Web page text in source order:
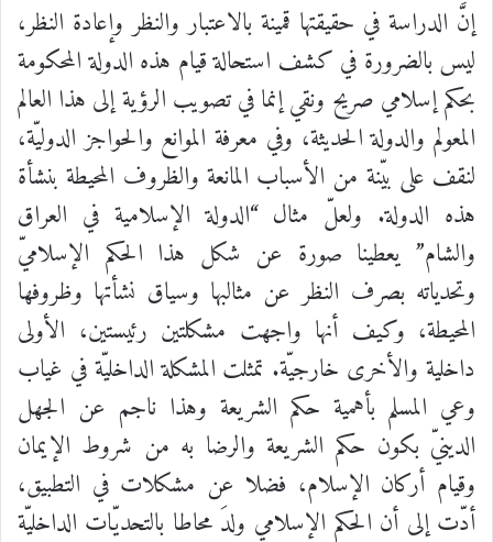
إنَّ الدراسة في حقيقتها قمينة بالاعتبار والنظر وإعادة النظر،
ليس بالضرورة في كشف استحالة قيام هذه الدولة المحكومة
بحكم إسلامي صريح ونقي إنما في تصويب الرؤية إلى هذا العالم
المعولم والدولة الحديثة، وفي معرفة الموانع والحواجز الدوليّة،
لنقف على بيّنة من الأسباب المانعة والظروف المحيطة بنشأة
هذه الدولة. ولعلّ مثال “الدولة الإسلامية في العراق
والشام” يعطينا صورة عن شكل هذا الحكم الإسلاميّ
وتحدياته بصرف النظر عن مثالبها وسياق نشأتها وظروفها
المحيطة، وكيف أنها واجهت مشكلتين رئيستين، الأولى
داخلية والأخرى خارجيّة. تمثلت المشكلة الداخليّة في غياب
وعي المسلم بأهمية حكم الشريعة وهذا ناجم عن الجهل
الدينيّ بكون حكم الشريعة والرضا به من شروط الإيمان
وقيام أركان الإسلام، فضلا عن مشكلات في التطبيق،
أدّت إلى أن الحكم الإسلامي ولدَ محاطا بالتحديّات الداخليّة